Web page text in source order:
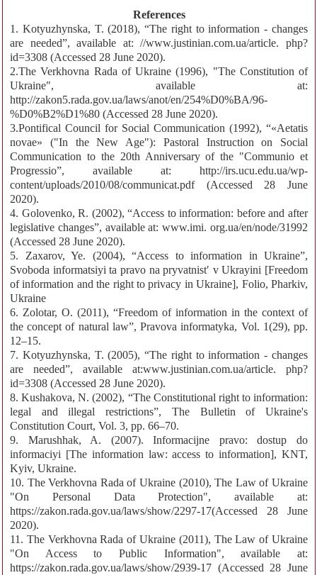
References
1. Kotyuzhynska, T. (2018), “The right to information - changes
are needed”, available at: //www.justinian.com.ua/article. php?
id=3308 (Accessed 28 June 2020).
2.The Verkhovna Rada of Ukraine (1996), "The Constitution of
Ukraine", available at:
http://zakon5.rada.gov.ua/laws/anot/en/254%D0%BA/96-
%D0%B2%D1%80 (Accessed 28 June 2020).
3.Pontifical Council for Social Communication (1992), “«Aetatis
novae» ("In the New Age"): Pastoral Instruction on Social
Communication to the 20th Anniversary of the "Communio et
Progressio”, available at: http://irs.ucu.edu.ua/wp-
content/uploads/2010/08/communicat.pdf (Accessed 28 June
2020).
4. Golovenko, R. (2002), “Access to information: before and after
legislative changes”, available at: www.imi. org.ua/en/node/31992
(Accessed 28 June 2020).
5. Zaxarov, Ye. (2004), “Access to information in Ukraine”,
Svoboda informatsiyi ta pravo na pryvatnistʹ v Ukrayini [Freedom
of information and the right to privacy in Ukraine], Folio, Pharkiv,
Ukraine
6. Zolotar, O. (2011), “Freedom of information in the context of
the concept of natural law”, Pravova informatyka, Vol. 1(29), pp.
12–15.
7. Kotyuzhynska, T. (2005), “The right to information - changes
are needed”, available at:www.justinian.com.ua/article. php?
id=3308 (Accessed 28 June 2020).
8. Kushakova, N. (2002), “The Constitutional right to information:
legal and illegal restrictions”, The Bulletin of Ukraine's
Constitution Court, Vol. 3, pp. 66–70.
9. Marushhak, A. (2007). Informacijne pravo: dostup do
informaciyi [The information law: access to information], KNT,
Kyiv, Ukraine.
10. The Verkhovna Rada of Ukraine (2010), The Law of Ukraine
"On Personal Data Protection", available at:
https://zakon.rada.gov.ua/laws/show/2297-17(Accessed 28 June
2020).
11. The Verkhovna Rada of Ukraine (2011), The Law of Ukraine
"On Access to Public Information", available at:
https://zakon.rada.gov.ua/laws/show/2939-17 (Accessed 28 June